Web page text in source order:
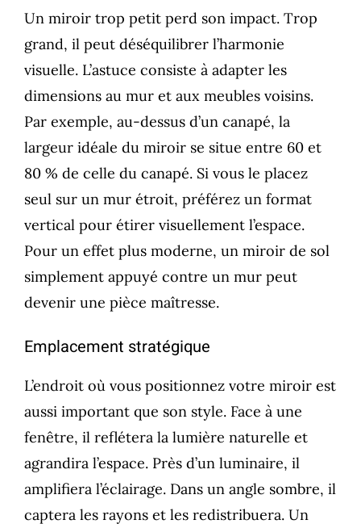
Un miroir trop petit perd son impact. Trop
grand, il peut déséquilibrer l’harmonie
visuelle. L’astuce consiste à adapter les
dimensions au mur et aux meubles voisins.
Par exemple, au-dessus d’un canapé, la
largeur idéale du miroir se situe entre 60 et
80 % de celle du canapé. Si vous le placez
seul sur un mur étroit, préférez un format
vertical pour étirer visuellement l’espace.
Pour un effet plus moderne, un miroir de sol
simplement appuyé contre un mur peut
devenir une pièce maîtresse.
Emplacement stratégique
L’endroit où vous positionnez votre miroir est
aussi important que son style. Face à une
fenêtre, il reflétera la lumière naturelle et
agrandira l’espace. Près d’un luminaire, il
amplifiera l’éclairage. Dans un angle sombre, il
captera les rayons et les redistribuera. Un